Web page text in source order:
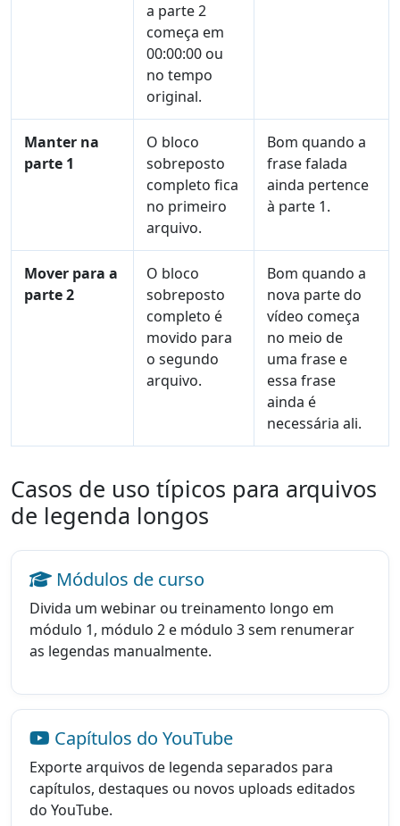
a parte 2
começa em
00:00:00 ou
no tempo
original.
Manter na
parte 1
O bloco
sobreposto
completo fica
no primeiro
arquivo.
Bom quando a
frase falada
ainda pertence
à parte 1.
Mover para a
parte 2
O bloco
sobreposto
completo é
movido para
o segundo
arquivo.
Bom quando a
nova parte do
vídeo começa
no meio de
uma frase e
essa frase
ainda é
necessária ali.
Casos de uso típicos para arquivos
de legenda longos
Módulos de curso
Divida um webinar ou treinamento longo em
módulo 1, módulo 2 e módulo 3 sem renumerar
as legendas manualmente.
Capítulos do YouTube
Exporte arquivos de legenda separados para
capítulos, destaques ou novos uploads editados
do YouTube.